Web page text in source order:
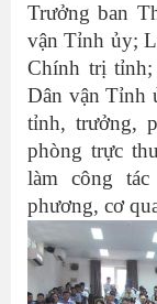
Trưởng ban
vận Tỉnh ủy;
Chính trị tỉnh;
Dân vận Tỉnh
tỉnh, trưởng,
phòng trực
làm công
phương, cơ